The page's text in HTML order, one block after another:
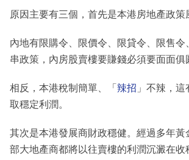
原因主要有三個，首先是本港房地產政策
內地有限購令、限價令、限貸令、限售令
串政策，內房股賣樓要賺錢必須要面面俱
相反，本港稅制簡單、「 辣招 」不辣，
取穩定利潤。
其次是本港發展商財政穩健。經過多年黃
部大地產商都將以往賣樓的利潤沉澱在收